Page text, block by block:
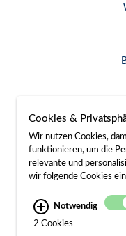
Cookies &
Wir nutzen Cookies,
funktionieren, um die
relevante und
wir folgende Cookies
Notwendig
2 Cookies